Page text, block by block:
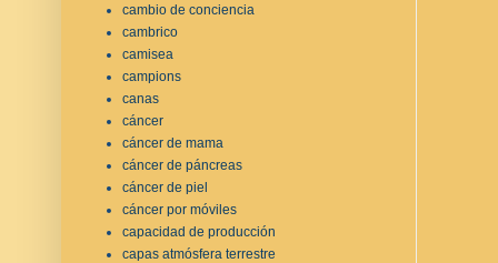
cambio de conciencia
cambrico
camisea
campions
canas
cáncer
cáncer de mama
cáncer de páncreas
cáncer de piel
cáncer por móviles
capacidad de producción
capas atmósfera terrestre